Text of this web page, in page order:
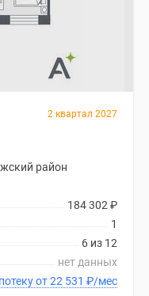
2 квартал 2027
район
184 302 ₽
1
6 из 12
нет данных
В ипотеку от 22 531 ₽/мес